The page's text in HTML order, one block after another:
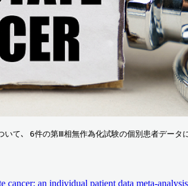
､ 6件の第Ⅲ相無作為化試験の個別患者デー
an individual patient data meta-